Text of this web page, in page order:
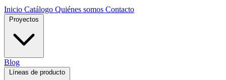
Inicio Catálogo Quiénes somos Contacto
Proyectos
Blog
Líneas de producto